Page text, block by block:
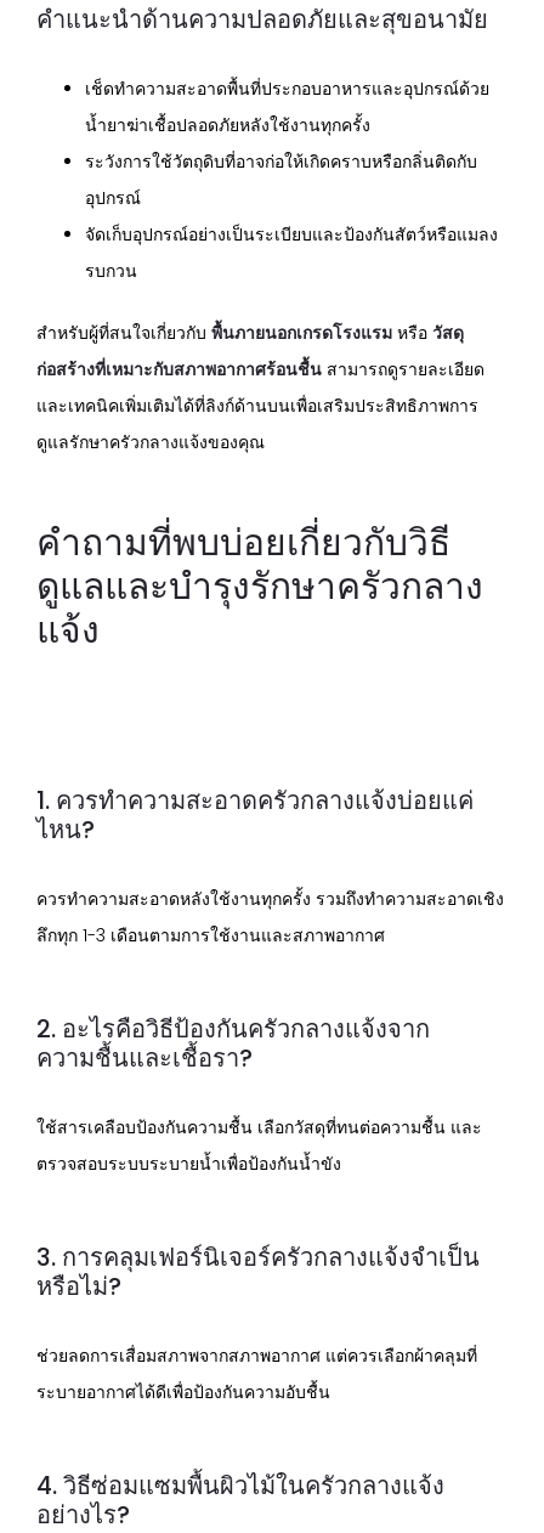
คำแนะนำด้านความปลอดภัยและสุขอนามัย
เช็ดทำความสะอาดพื้นที่ประกอบอาหารและอุปกรณ์ด้วย
น้ำยาฆ่าเชื้อปลอดภัยหลังใช้งานทุกครั้ง
ระวังการใช้วัตถุดิบที่อาจก่อให้เกิดคราบหรือกลิ่นติดกับ
อุปกรณ์
จัดเก็บอุปกรณ์อย่างเป็นระเบียบและป้องกันสัตว์หรือแมลง
รบกวน
สำหรับผู้ที่สนใจเกี่ยวกับ พื้นภายนอกเกรดโรงแรม หรือ วัสดุ
ก่อสร้างที่เหมาะกับสภาพอากาศร้อนชื้น สามารถดูรายละเอียด
และเทคนิคเพิ่มเติมได้ที่ลิงก์ด้านบนเพื่อเสริมประสิทธิภาพการ
ดูแลรักษาครัวกลางแจ้งของคุณ
คำถามที่พบบ่อยเกี่ยวกับวิธี
ดูแลและบำรุงรักษาครัวกลาง
แจ้ง
1. ควรทำความสะอาดครัวกลางแจ้งบ่อยแค่
ไหน?
ควรทำความสะอาดหลังใช้งานทุกครั้ง รวมถึงทำความสะอาดเชิง
ลึกทุก 1-3 เดือนตามการใช้งานและสภาพอากาศ
2. อะไรคือวิธีป้องกันครัวกลางแจ้งจาก
ความชื้นและเชื้อรา?
ใช้สารเคลือบป้องกันความชื้น เลือกวัสดุที่ทนต่อความชื้น และ
ตรวจสอบระบบระบายน้ำเพื่อป้องกันน้ำขัง
3. การคลุมเฟอร์นิเจอร์ครัวกลางแจ้งจำเป็น
หรือไม่?
ช่วยลดการเสื่อมสภาพจากสภาพอากาศ แต่ควรเลือกผ้าคลุมที่
ระบายอากาศได้ดีเพื่อป้องกันความอับชื้น
4. วิธีซ่อมแซมพื้นผิวไม้ในครัวกลางแจ้ง
อย่างไร?